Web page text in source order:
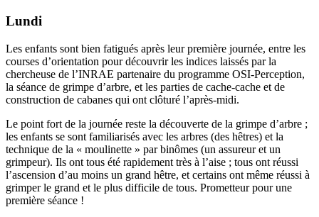
Lundi
Les enfants sont bien fatigués après leur première journée, entre les
courses d’orientation pour découvrir les indices laissés par la
chercheuse de l’INRAE partenaire du programme OSI-Perception,
la séance de grimpe d’arbre, et les parties de cache-cache et de
construction de cabanes qui ont clôturé l’après-midi.
Le point fort de la journée reste la découverte de la grimpe d’arbre ;
les enfants se sont familiarisés avec les arbres (des hêtres) et la
technique de la « moulinette » par binômes (un assureur et un
grimpeur). Ils ont tous été rapidement très à l’aise ; tous ont réussi
l’ascension d’au moins un grand hêtre, et certains ont même réussi à
grimper le grand et le plus difficile de tous. Prometteur pour une
première séance !